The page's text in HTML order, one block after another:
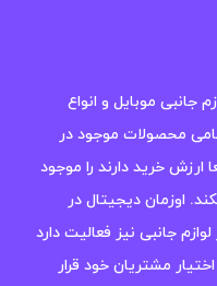
جانبی موبایل و انواع
محصولات موجود در
ارزش خرید دارند را موجود
اوزمان دیجیتال در
جانبی نیز فعالیت دارد
مشتریان خود قرار